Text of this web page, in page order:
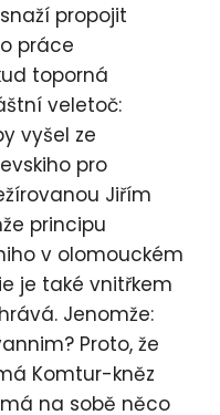
propojit
práce
toporná
veletoč:
vyšel ze
pro
Jiřím
principu
v olomouckém
je také vnitřkem
Jenomže:
Proto, že
Komtur-kněz
na sobě něco